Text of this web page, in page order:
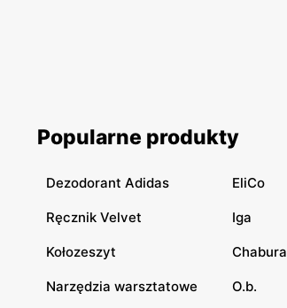
Popularne produkty
Dezodorant Adidas EliCo
Ręcznik Velvet Iga
Kołozeszyt Chabura
Narzędzia warsztatowe O.b.